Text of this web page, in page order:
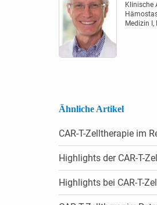
Klinische
Medizin
Ähnliche Artikel
CAR-T-Zelltherapie im
Highlights der CAR-T-
Hig­hlights bei CAR-T-